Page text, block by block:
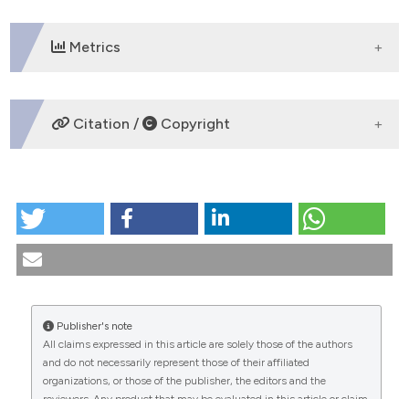
italiana che straniera.
Metrics
DOWNLOADS
CITATIONS
Citation / Copyright
La maternità surrogata - Riflessioni medico legali in
https://doi.org/10.4081/mem.2000.756
Ulteriori formati di citazione
Publisher's note
All claims expressed in this article are solely those of the authors
and do not necessarily represent those of their affiliated
organizations, or those of the publisher, the editors and the